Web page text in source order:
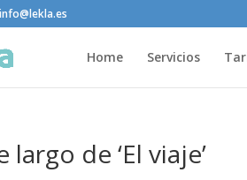
info@lekla.es
Home Servicios
largo de ‘El viaje’